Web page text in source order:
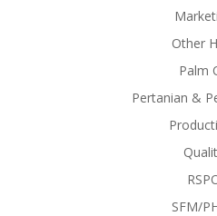
Other
Palm
Pertanian &
SFM/